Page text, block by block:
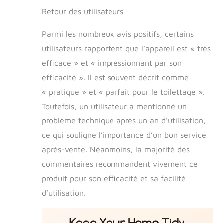
Meowant comprend
un tuyau de 4,8
pieds / 1,45 m de
long et un cordon
d'alimentation de
dispose également
d'un support de
tuyau et d'une
transport. Le produit
est conçu de
manière
vous offrir plus de
Retour des utilisateurs
Parmi les nombreux avis positifs, certains
utilisateurs rapportent que l’appareil est « très
efficace » et « impressionnant par son
efficacité ». Il est souvent décrit comme
« pratique » et « parfait pour le toilettage ».
Toutefois, un utilisateur a mentionné un
problème technique après un an d’utilisation,
ce qui souligne l’importance d’un bon service
après-vente. Néanmoins, la majorité des
commentaires recommandent vivement ce
produit pour son efficacité et sa facilité
d’utilisation.